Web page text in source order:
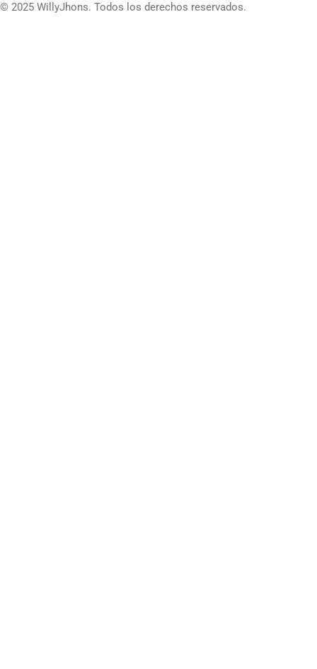
© 2025 WillyJhons. Todos los derechos reservados.